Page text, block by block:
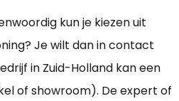
kun je kiezen uit
Je wilt dan in contact
in Zuid-Holland kan een
of showroom). De expert of